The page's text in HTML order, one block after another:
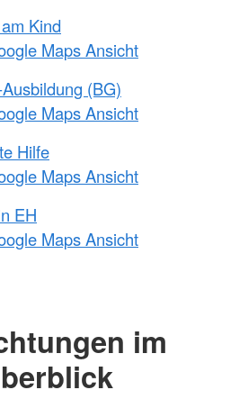
Kind
Maps Ansicht
(BG)
Maps Ansicht
Hilfe
Maps Ansicht
EH
Maps Ansicht
im